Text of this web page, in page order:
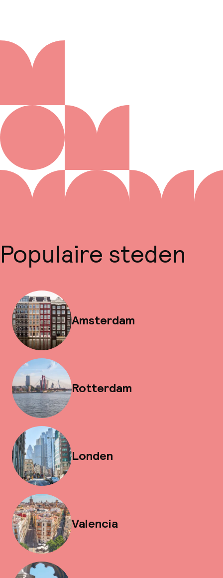
Populaire steden
Amsterdam
Rotterdam
Londen
Valencia